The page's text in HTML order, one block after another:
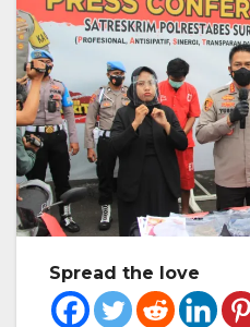
Spread the love